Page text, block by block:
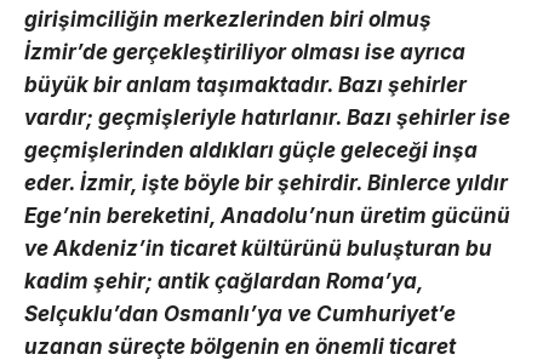
girişimciliğin merkezlerinden biri olmuş
İzmir’de gerçekleştiriliyor olması ise ayrıca
büyük bir anlam taşımaktadır. Bazı şehirler
vardır; geçmişleriyle hatırlanır. Bazı şehirler ise
geçmişlerinden aldıkları güçle geleceği inşa
eder. İzmir, işte böyle bir şehirdir. Binlerce yıldır
Ege’nin bereketini, Anadolu’nun üretim gücünü
ve Akdeniz’in ticaret kültürünü buluşturan bu
kadim şehir; antik çağlardan Roma’ya,
Selçuklu’dan Osmanlı’ya ve Cumhuriyet’e
uzanan süreçte bölgenin en önemli ticaret